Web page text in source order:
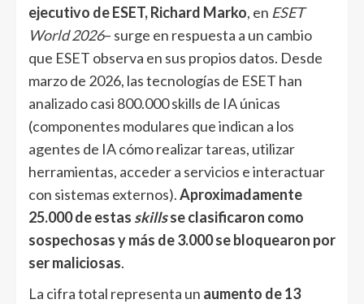
ejecutivo de ESET, Richard Marko, en ESET
World 2026– surge en respuesta a un cambio
que ESET observa en sus propios datos. Desde
marzo de 2026, las tecnologías de ESET han
analizado casi 800.000 skills de IA únicas
(componentes modulares que indican a los
agentes de IA cómo realizar tareas, utilizar
herramientas, acceder a servicios e interactuar
con sistemas externos).Aproximadamente
25.000 de estas skillsse clasificaron como
sospechosas y más de 3.000 se bloquearon por
ser maliciosas.
La cifra total representa un aumento de 13